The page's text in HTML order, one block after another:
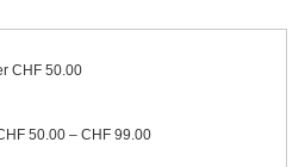
CHF 50.00
50.00 – CHF 99.00